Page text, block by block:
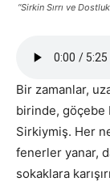
“Sirkin Sırrı ve
Bir zamanlar,
birinde, göçebe
Sirkiymiş. Her
fenerler yanar,
sokaklara